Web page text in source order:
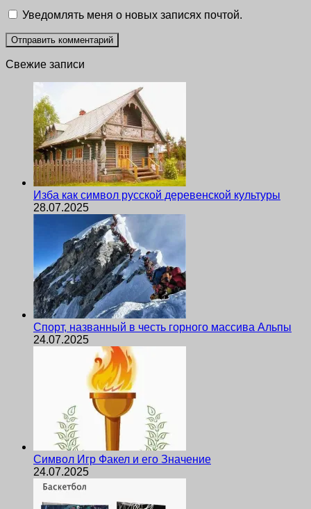
Уведомлять меня о новых записях почтой.
Свежие записи
Изба как символ русской деревенской культуры
28.07.2025
Спорт, названный в честь горного массива Альпы
24.07.2025
Символ Игр Факел и его Значение
24.07.2025